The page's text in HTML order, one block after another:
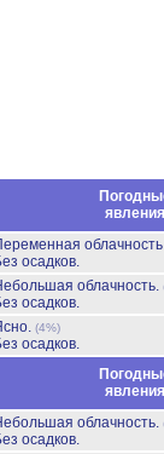
явления
осадков.
облачность.
осадков.
(4%)
осадков.
явления
облачность.
осадков.